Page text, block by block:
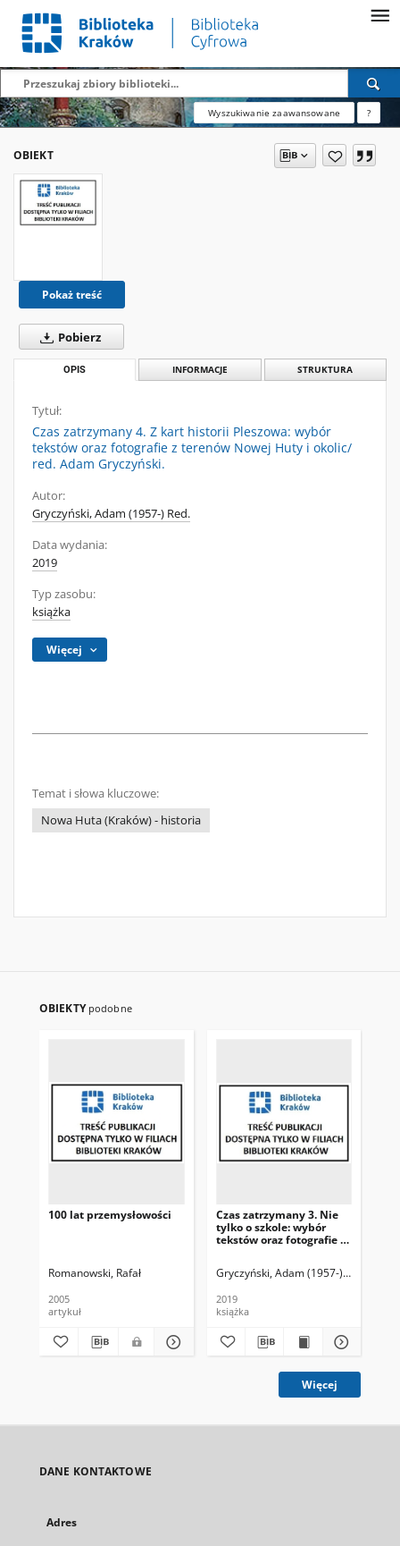
Wyszukiwanie zaawansowane ?
OBIEKT
Pokaż treść
Pobierz
OPIS INFORMACJE STRUKTURA
Tytuł:
Czas zatrzymany 4. Z kart historii Pleszowa: wybór
tekstów oraz fotografie z terenów Nowej Huty i okolic/
red. Adam Gryczyński.
Autor:
Gryczyński, Adam (1957-) Red.
Data wydania:
2019
Typ zasobu:
książka
Więcej
Temat i słowa kluczowe:
Nowa Huta (Kraków) - historia
OBIEKTY podobne
100 lat przemysłowości
Romanowski, Rafał
2005
artykuł
Czas zatrzymany 3. Nie
tylko o szkole: wybór
tekstów oraz fotografie z
Gryczyński. T.2
Gryczyński, Adam (1957-) Red.
2019
książka
Więcej
DANE KONTAKTOWE
Adres